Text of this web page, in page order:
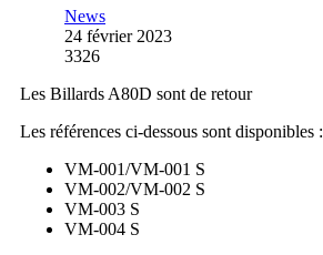
News
24 février 2023
3326
Les Billards A80D sont de retour
Les références ci-dessous sont disponibles :
VM-001/VM-001 S
VM-002/VM-002 S
VM-003 S
VM-004 S